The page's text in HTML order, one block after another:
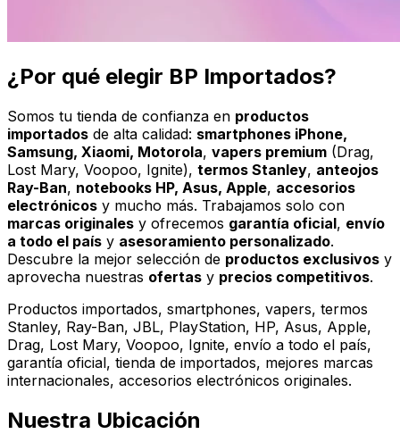
¿Por qué elegir BP Importados?
Somos tu tienda de confianza en productos
importados de alta calidad: smartphones iPhone,
Samsung, Xiaomi, Motorola, vapers premium (Drag,
Lost Mary, Voopoo, Ignite), termos Stanley, anteojos
Ray-Ban, notebooks HP, Asus, Apple, accesorios
electrónicos y mucho más. Trabajamos solo con
marcas originales y ofrecemos garantía oficial, envío
a todo el país y asesoramiento personalizado.
Descubre la mejor selección de productos exclusivos y
aprovecha nuestras ofertas y precios competitivos.
Productos importados, smartphones, vapers, termos
Stanley, Ray-Ban, JBL, PlayStation, HP, Asus, Apple,
Drag, Lost Mary, Voopoo, Ignite, envío a todo el país,
garantía oficial, tienda de importados, mejores marcas
internacionales, accesorios electrónicos originales.
Nuestra Ubicación